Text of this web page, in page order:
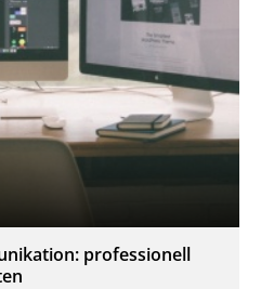
professionell